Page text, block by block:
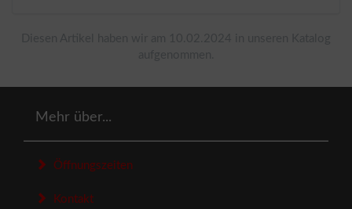
Mehr über...
Öffnungszeiten
Kontakt